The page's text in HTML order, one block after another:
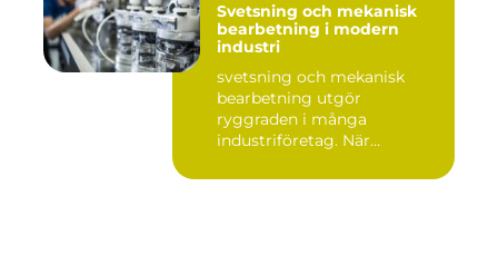
Svetsning och mekanisk
bearbetning i modern
industri
svetsning och mekanisk
bearbetning utgör
ryggraden i många
industriföretag. När